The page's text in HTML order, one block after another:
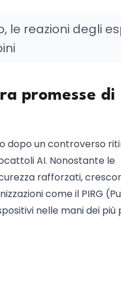
le reazioni degli
promesse di
dopo un controverso
AI. Nonostante le
rafforzati,
come il PIRG
nelle mani dei più